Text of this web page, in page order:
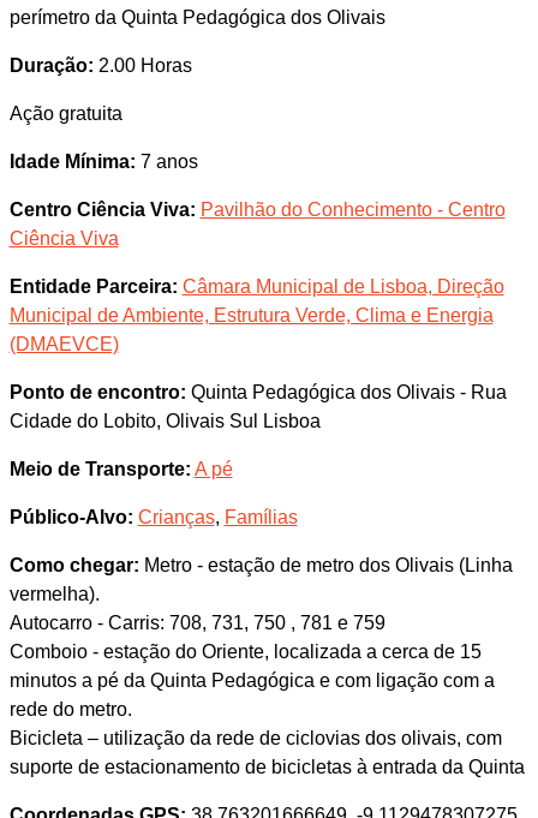
perímetro da Quinta Pedagógica dos Olivais
Duração: 2.00 Horas
Ação gratuita
Idade Mínima: 7 anos
Centro Ciência Viva: Pavilhão do Conhecimento - Centro
Ciência Viva
Entidade Parceira: Câmara Municipal de Lisboa, Direção
Municipal de Ambiente, Estrutura Verde, Clima e Energia
(DMAEVCE)
Ponto de encontro: Quinta Pedagógica dos Olivais - Rua
Cidade do Lobito, Olivais Sul Lisboa
Meio de Transporte: A pé
Público-Alvo: Crianças, Famílias
Como chegar: Metro - estação de metro dos Olivais (Linha
vermelha).
Autocarro - Carris: 708, 731, 750 , 781 e 759
Comboio - estação do Oriente, localizada a cerca de 15
minutos a pé da Quinta Pedagógica e com ligação com a
rede do metro.
Bicicleta – utilização da rede de ciclovias dos olivais, com
suporte de estacionamento de bicicletas à entrada da Quinta